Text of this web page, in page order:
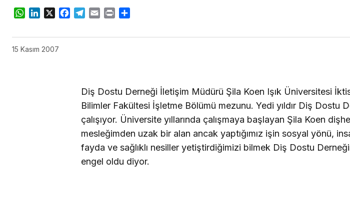
WhatsApp
LinkedIn
X Facebook
Telegram
Email Print
15 Kasım 2007
Diş Dostu Derneği İletişim Müdürü Şila Koen Işık Üniversitesi
Bilimler Fakültesi İşletme Bölümü mezunu. Yedi yıldır Diş Dostu
çalışıyor. Üniversite yıllarında çalışmaya başlayan Şila Koen
mesleğimden uzak bir alan ancak yaptığımız işin sosyal yönü,
fayda ve sağlıklı nesiller yetiştirdiğimizi bilmek Diş Dostu
engel oldu diyor.